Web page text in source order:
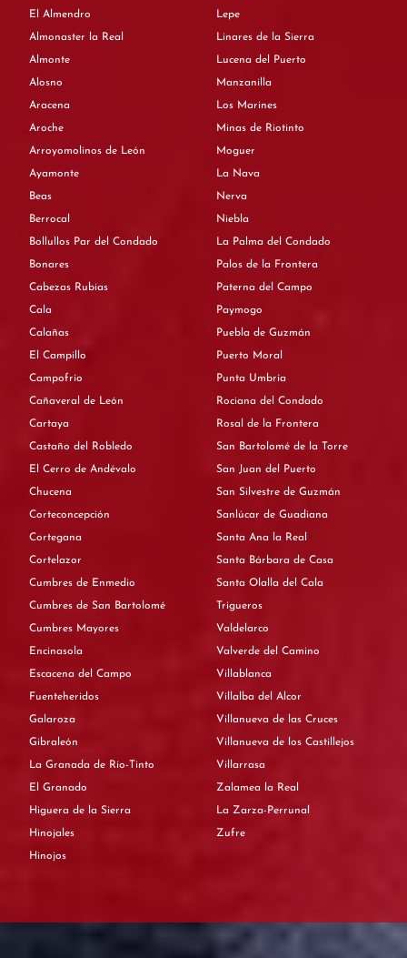
El Almendro
Almonaster la Real
Almonte
Alosno
Aracena
Aroche
Arroyomolinos de León
Ayamonte
Beas
Berrocal
Bollullos Par del Condado
Bonares
Cabezas Rubias
Cala
Calañas
El Campillo
Campofrío
Cañaveral de León
Cartaya
Castaño del Robledo
El Cerro de Andévalo
Chucena
Corteconcepción
Cortegana
Cortelazor
Cumbres de Enmedio
Cumbres de San Bartolomé
Cumbres Mayores
Encinasola
Escacena del Campo
Fuenteheridos
Galaroza
Gibraleón
La Granada de Río-Tinto
El Granado
Higuera de la Sierra
Hinojales
Hinojos
Lepe
Linares de la Sierra
Lucena del Puerto
Manzanilla
Los Marines
Minas de Riotinto
Moguer
La Nava
Nerva
Niebla
La Palma del Condado
Palos de la Frontera
Paterna del Campo
Paymogo
Puebla de Guzmán
Puerto Moral
Punta Umbría
Rociana del Condado
Rosal de la Frontera
San Bartolomé de la Torre
San Juan del Puerto
San Silvestre de Guzmán
Sanlúcar de Guadiana
Santa Ana la Real
Santa Bárbara de Casa
Santa Olalla del Cala
Trigueros
Valdelarco
Valverde del Camino
Villablanca
Villalba del Alcor
Villanueva de las Cruces
Villanueva de los Castillejos
Villarrasa
Zalamea la Real
La Zarza-Perrunal
Zufre